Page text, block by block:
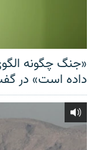
«جنگ چگونه
داده است» در